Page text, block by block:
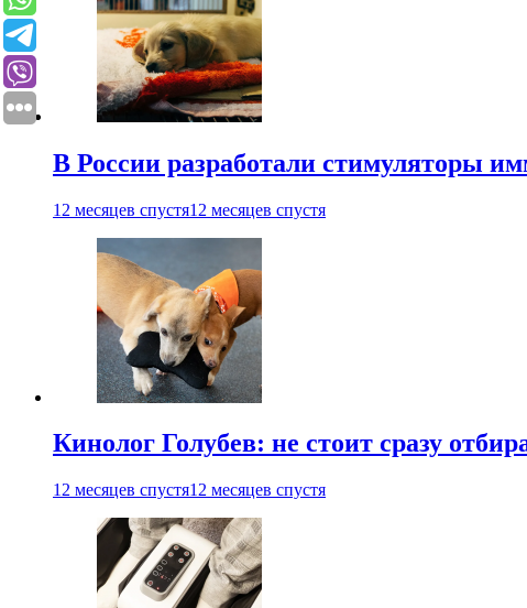
В России разработали стимуляторы
12 месяцев спустя12 месяцев спустя
Кинолог Голубев: не стоит сразу
12 месяцев спустя12 месяцев спустя